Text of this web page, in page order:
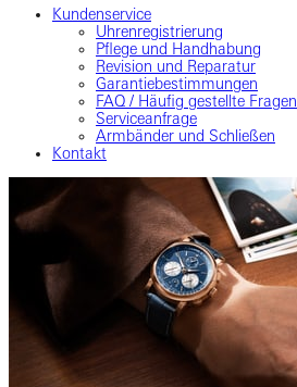
Kundenservice
Uhrenregistrierung
Pflege und Handhabung
Revision und Reparatur
Garantiebestimmungen
FAQ / Häufig gestellte Fragen
Serviceanfrage
Armbänder und Schließen
Kontakt